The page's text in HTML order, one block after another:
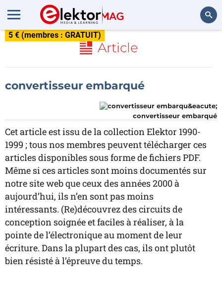
5 € (membres : GRATUIT)
Article
convertisseur embarqué
convertisseur embarqué
Cet article est issu de la collection Elektor 1990-
1999 ; tous nos membres peuvent télécharger ces
articles disponibles sous forme de fichiers PDF.
Même si ces articles sont moins documentés sur
notre site web que ceux des années 2000 à
aujourd’hui, ils n’en sont pas moins
intéressants. (Re)découvrez des circuits de
conception soignée et faciles à réaliser, à la
pointe de l’électronique au moment de leur
écriture. Dans la plupart des cas, ils ont plutôt
bien résisté à l’épreuve du temps.